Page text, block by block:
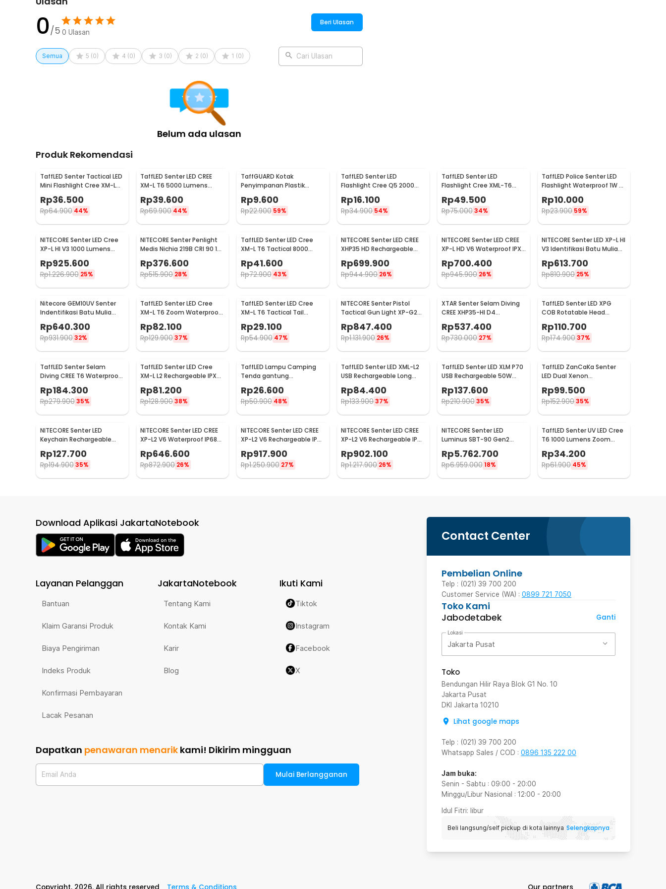
Kelengkapan Produk
Rincian yang Anda dapatkan untuk pembelian produk ini:
1 x NITECORE Senter LED NiteLab MCT UHE Rechargable 600 Lumens - TINI3
1 x Gantungan Kunci
1 x Kabel USB Type C
0/5 0 Ulasan
Beri Ulasan
Semua 5 (0) 4 (0) 3 (0) 2 (0) 1 (0) Cari Ulasan
Belum ada ulasan
Produk Rekomendasi
TaffLED Senter Tactical LED
Mini Flashlight Cree XM-L
T6 2000 Lumens - E17
Rp36.500
Rp64.900 44%
TaffLED Senter LED CREE
XM-L T6 5000 Lumens
Zoom 5 Mode Baterai
26650 - E97
Rp39.600
Rp69.900 44%
TaffGUARD Kotak
Penyimpanan Plastik
Senter LED Box
18x11.5x4.7cm - FN10
Rp9.600
Rp22.900 59%
TaffLED Senter LED
Flashlight Cree Q5 2000
Lumens Aluminium Steel -
LFU01
Rp16.100
Rp34.900 54%
TaffLED Senter LED
Flashlight Cree XML-T6
Rp49.500
Rp75.000 34%
TaffLED Police Senter LED
Flashlight Waterproof 1W -
Rp10.000
Rp23.900 59%
NITECORE Senter LED Cree
XP-L HI V3 1000 Lumens
Hunting Flashlight - New
P30
Rp925.600
Rp1.226.900 25%
NITECORE Senter Penlight
Medis Nichia 219B CRI 90 180
Lumens IPX8 - MT06MD
Rp376.600
Rp515.900 28%
TaffLED Senter LED Cree
XM-L T6 Tactical 8000
Lumens - F18
Rp41.600
Rp72.900 43%
NITECORE Senter LED CREE
XHP35 HD Rechargeable
IPX8 1800 Lumens - MH23
Rp699.900
Rp944.900 26%
NITECORE Senter LED CREE
XP-L HD V6 Waterproof IPX8
Rp700.400
Rp945.900 26%
NITECORE Senter LED XP-L HI
V3 Identifikasi Batu Mulia
IPX8 500 Lumens - GEM8
Rp613.700
Rp810.900 25%
Nitecore GEM10UV Senter
Indentifikasi Batu Mulia
Gemstone Ultraviolet
Rp640.300
Rp931.900 32%
TaffLED Senter LED Cree
XM-L T6 Zoom Waterproof
IP65 8000 Lumens - E17
COB
Rp82.100
Rp129.90037%
TaffLED Senter LED Cree
XM-L T6 Tactical Tail
Rp29.100
Rp54.900 47%
NITECORE Senter Pistol
Tactical Gun Light XP-G2
S3 Red Laser 300Lumens -
NPL10
Rp847.400
Rp1.131.900 26%
XTAR Senter Selam Diving
CREE XHP35-HI D4
Waterproof IPX8 1600
Lumens - D26 1600S
Rp537.400
Rp730.000 27%
TaffLED Senter LED XPG
COB Rotatable Head
Lumens - 3189A
Rp110.700
Rp174.90037%
TaffLED Senter Selam
Diving CREE T6 Waterproof
IP68 10000 Lumens - TG-
S151
Rp184.300
Rp279.900 35%
TaffLED Senter LED Cree
XM-L L2 Rechargeable IPX6
6500 Lumens - 701
Rp81.200
Rp128.90038%
TaffLED Lampu Camping
Tenda gantung
Waterproof Emergency 120
Lumens - G198
Rp26.600
Rp50.900 48%
TaffLED Senter LED XML-L2
USB Rechargeable Long
Range 25W 1000 Lumens
Without Battery - XML-L2
Rp84.400
Rp133.90037%
TaffLED Senter LED XLM P70
USB Rechargeable 50W
1000 Lumens with 26650
Battery - XLM-P70
Rp137.600
Rp210.900 35%
TaffLED ZanCaKa Senter
LED Dual Xenon
Lumens - Q3
Rp99.500
Rp152.90035%
NITECORE Senter LED
Keychain Rechargeable
Lumens - Tube V2.0
Rp127.700
Rp194.900 35%
NITECORE Senter LED CREE
XP-L2 V6 Waterproof IP68
1100 Lumens - P10 V2
Rp646.600
Rp872.900 26%
NITECORE Senter LED CREE
XP-L2 V6 Rechargeable IP68
Rp917.900
Rp1.250.900 27%
NITECORE Senter LED CREE
XP-L2 V6 Rechargeable IP68
Rp902.100
Rp1.217.900 26%
NITECORE Senter LED
Luminus SBT-90 Gen2
Waterproof IP68 5200
Lumens - TM39
Rp5.762.700
Rp6.959.000 18%
TaffLED Senter UV LED Cree
T6 1000 Lumens Zoom
Portable 395nm - T118
Rp34.200
Rp61.900 45%
Contact Center
Pembelian Online
Telp : (021) 39 700 200
Customer Service (WA) : 0899 721 7050
Toko Kami
Jabodetabek
Ganti
Lokasi
Jakarta Pusat
Toko
Bendungan Hilir Raya Blok G1 No. 10
Jakarta Pusat
DKI Jakarta 10210
Lihat google maps
Telp : (021) 39 700 200
Whatsapp Sales / COD : 0896 135 222 00
Jam buka:
Senin - Sabtu : 09:00 - 20:00
Minggu/Libur Nasional : 12:00 - 20:00
Idul Fitri: libur
Beli langsung/self pickup di kota lainnya Selengkapnya
Download Aplikasi JakartaNotebook
Layanan Pelanggan
Bantuan
Klaim Garansi Produk
Biaya Pengiriman
Indeks Produk
Konfirmasi Pembayaran
Lacak Pesanan
JakartaNotebook
Tentang Kami
Kontak Kami
Karir
Blog
Ikuti Kami
Tiktok
Instagram
Facebook
X
Dapatkan penawaran menarik kami! Dikirim mingguan
Email Anda Mulai Berlangganan